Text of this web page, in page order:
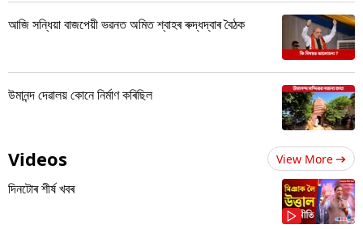
আজি সন্ধিয়া বাজপেয়ী ভৱনত অমিত শ্বাহৰ ৰুদ্ধদ্বাৰ বৈঠক
উমানন্দ দেৱালয় কোনে নিৰ্মাণ কৰিছিল
Videos View More
দিনটোৰ শীৰ্ষ খবৰ